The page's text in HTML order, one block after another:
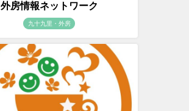
外房情報ネットワーク
九十九里・外房